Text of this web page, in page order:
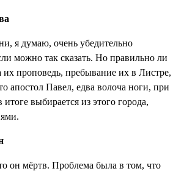
я думаю, очень убедительно
можно так сказать. Но правильно ли
проповедь, пребывание их в Листре,
апостол Павел, едва волоча ноги, при
выбирается из этого города,
он мёртв. Проблема была в том, что